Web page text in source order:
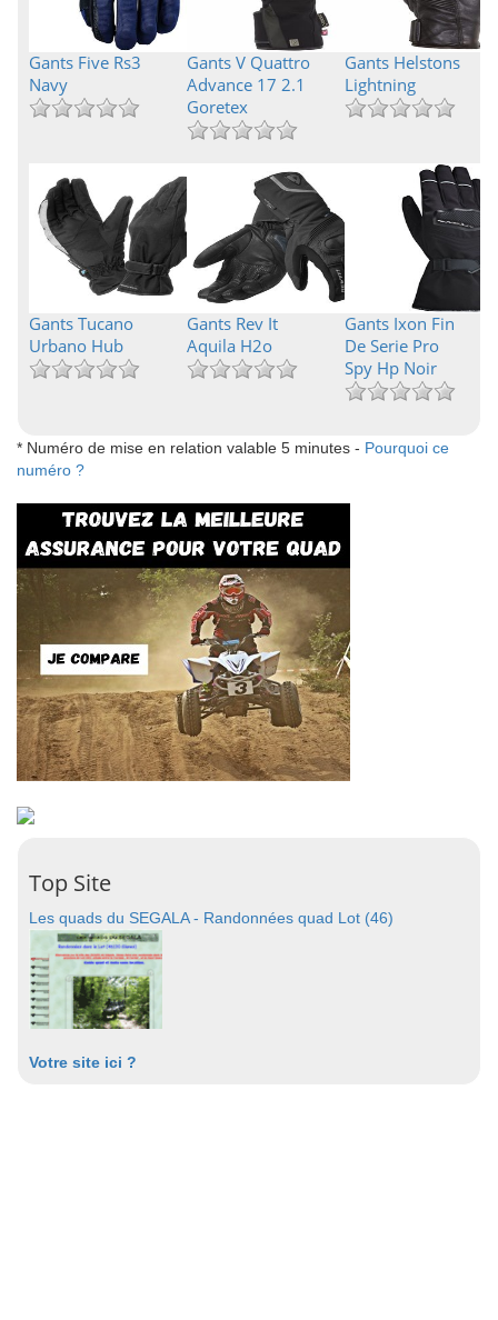
Gants Five Rs3
Navy
Gants V Quattro
Advance 17 2.1
Goretex
Gants Helstons
Lightning
Gants Tucano
Urbano Hub
Gants Rev It
Aquila H2o
Gants Ixon Fin
De Serie Pro
Spy Hp Noir
* Numéro de mise en relation valable 5 minutes - Pourquoi ce
numéro ?
Top Site
Les quads du SEGALA - Randonnées quad Lot (46)
Votre site ici ?